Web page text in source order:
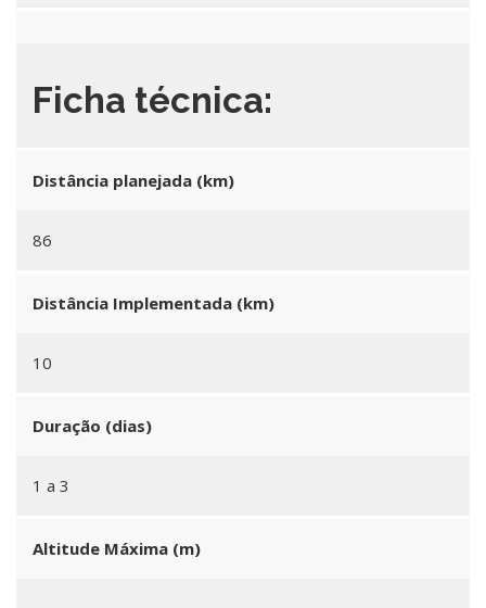
Ficha técnica:
Distância planejada (km)
86
Distância Implementada (km)
10
Duração (dias)
1 a 3
Altitude Máxima (m)